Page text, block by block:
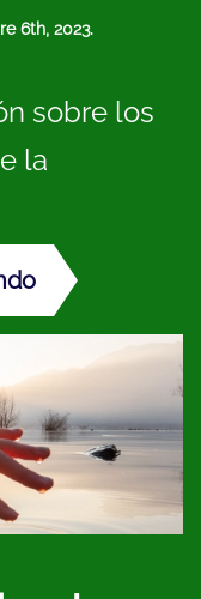
6th, 2023.
sobre los
la